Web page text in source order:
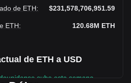
de ETH: $231,578,706,951.59
ETH: 120.68M ETH
de ETH a USD
sube esta semana.